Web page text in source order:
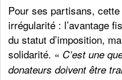
Pour ses partisans,
irrégularité : l’avantage
du statut d’imposition,
solidarité. « C’est une
donateurs doivent être